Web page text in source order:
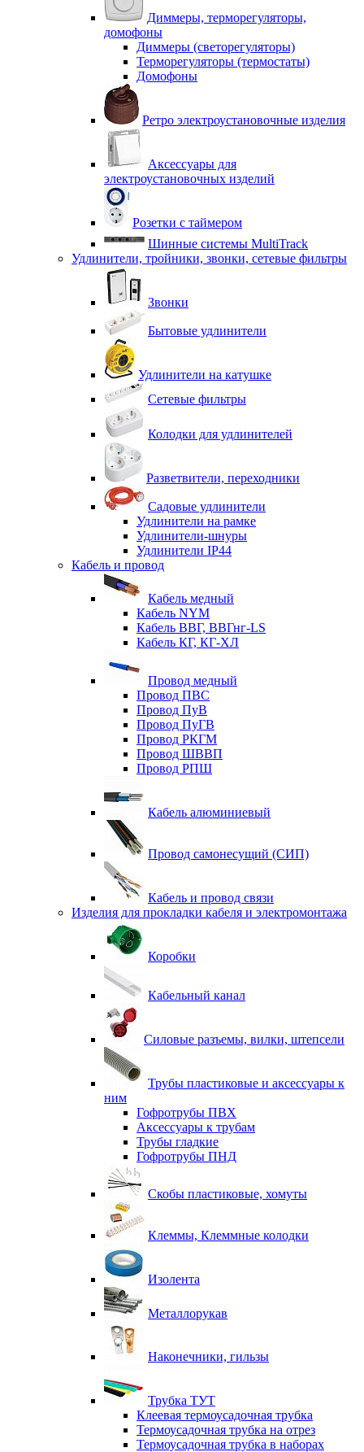
Диммеры, терморегуляторы,
домофоны
Диммеры (светорегуляторы)
Терморегуляторы (термостаты)
Домофоны
Ретро электроустановочные изделия
Аксессуары для
электроустановочных изделий
Розетки с таймером
Шинные системы MultiTrack
Удлинители, тройники, звонки, сетевые фильтры
Звонки
Бытовые удлинители
Удлинители на катушке
Сетевые фильтры
Колодки для удлинителей
Разветвители, переходники
Садовые удлинители
Удлинители на рамке
Удлинители-шнуры
Удлинители IP44
Кабель и провод
Кабель медный
Кабель NYM
Кабель ВВГ, ВВГнг-LS
Кабель КГ, КГ-ХЛ
Провод медный
Провод ПВС
Провод ПуВ
Провод ПуГВ
Провод РКГМ
Провод ШВВП
Провод РПШ
Кабель алюминиевый
Провод самонесущий (СИП)
Кабель и провод связи
Изделия для прокладки кабеля и электромонтажа
Коробки
Кабельный канал
Силовые разъемы, вилки, штепсели
Трубы пластиковые и аксессуары к
ним
Гофротрубы ПВХ
Аксессуары к трубам
Трубы гладкие
Гофротрубы ПНД
Скобы пластиковые, хомуты
Клеммы, Клеммные колодки
Изолента
Металлорукав
Наконечники, гильзы
Трубка ТУТ
Клеевая термоусадочная трубка
Термоусадочная трубка на отрез
Термоусадочная трубка в наборах